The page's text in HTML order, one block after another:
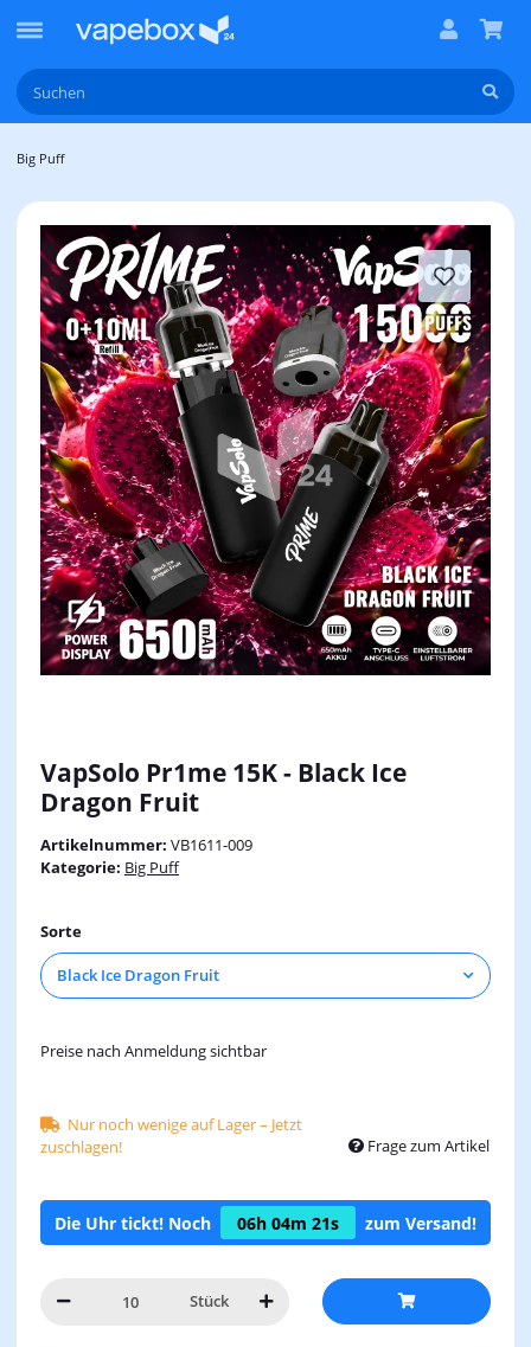
Big Puff
VapSolo Pr1me 15K - Black Ice
Dragon Fruit
Artikelnummer: VB1611-009
Kategorie: Big Puff
Sorte
Black Ice Dragon Fruit
Preise nach Anmeldung sichtbar
Nur noch wenige auf Lager – Jetzt
zuschlagen!
Frage zum Artikel
Die Uhr tickt! Noch 06h 04m 20s zum Versand!
Stück